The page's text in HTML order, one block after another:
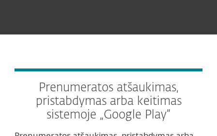
Prenumeratos atšaukimas,
pristabdymas arba keitimas
sistemoje „Google Play“